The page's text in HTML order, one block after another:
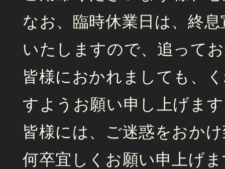
なお、臨時休業日は、終
いたしますので、追って
皆様におかれましても、
すようお願い申し上げま
皆様には、ご迷惑をおか
何卒宜しくお願い申上げ